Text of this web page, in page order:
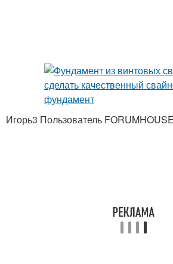
Игорь3 Пользователь FORUMHOUSE